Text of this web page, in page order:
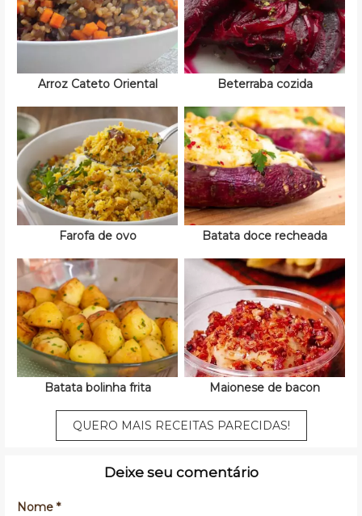
Arroz Cateto Oriental Beterraba cozida
Farofa de ovo Batata doce recheada
Batata bolinha frita Maionese de bacon
QUERO MAIS RECEITAS PARECIDAS!
Deixe seu comentário
Nome *